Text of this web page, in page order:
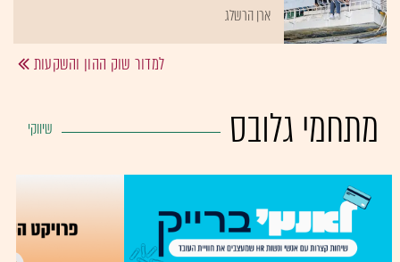
ארן הרשלג
למדור שוק ההון והשקעות
מתחמי גלובס